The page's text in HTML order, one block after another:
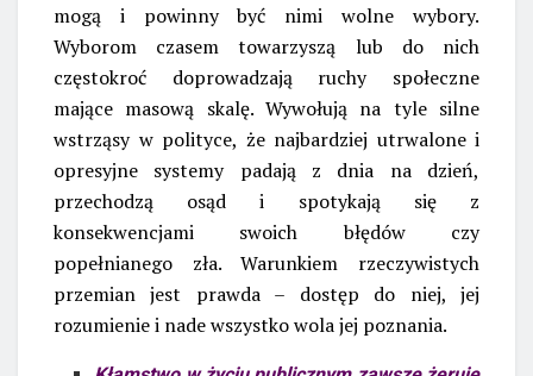
mogą i powinny być nimi wolne wybory.
Wyborom czasem towarzyszą lub do nich
częstokroć doprowadzają ruchy społeczne
mające masową skalę. Wywołują na tyle silne
wstrząsy w polityce, że najbardziej utrwalone i
opresyjne systemy padają z dnia na dzień,
przechodzą osąd i spotykają się z
konsekwencjami swoich błędów czy
popełnianego zła. Warunkiem rzeczywistych
przemian jest prawda – dostęp do niej, jej
rozumienie i nade wszystko wola jej poznania.